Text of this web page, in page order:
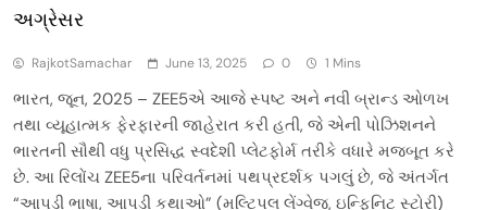
અગ્રેસર
RajkotSamachar June 13, 2025 0 1 Mins
ભારત, જૂન, 2025 – ZEE5એ આજે સ્પષ્ટ અને નવી બ્રાન્ડ ઓળખ
તથા વ્યૂહાત્મક ફેરફારની જાહેરાત કરી હતી, જે એની પોઝિશનને
ભારતની સૌથી વધુ પ્રસિદ્ધ સ્વદેશી પ્લેટફોર્મ તરીકે વધારે મજબૂત કરે
છે. આ રિલોંચ ZEE5ના પરિવર્તનમાં પથપ્રદર્શક પગલું છે, જે અંતર્ગત
“આપડી ભાષા, આપડી કથાઓ” (મલ્ટિપલ લેંગ્વેજ, ઇન્ફિનિટ સ્ટોરી)